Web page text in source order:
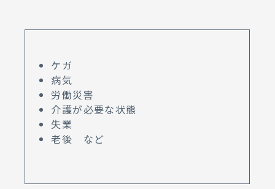
ケガ
病気
労働災害
介護が必要な状態
失業
老後 など